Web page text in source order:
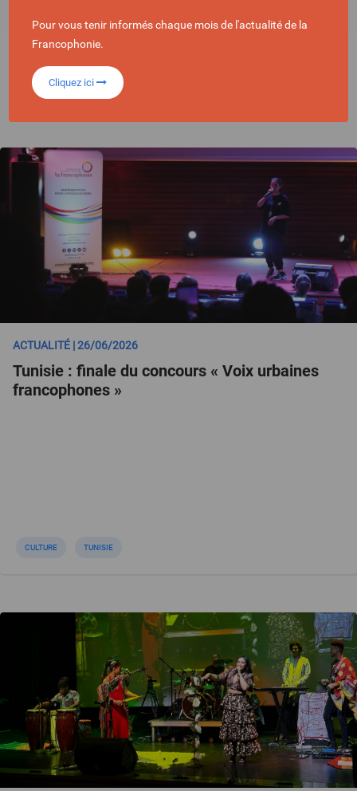
SÉLECTIONNÉ POUR VOUS
ACTUALITÉ | 26/06/2026
Tunisie : finale du concours « Voix urbaines
francophones »
CULTURE TUNISIE
Pour vous tenir informés chaque mois de l'actualité de la
Francophonie.
Cliquez ici